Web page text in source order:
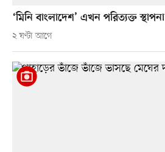
‘মিনি বাংলাদেশ’ এখন পরিত্যক্ত স্থাপনা
২ ঘণ্টা আগে